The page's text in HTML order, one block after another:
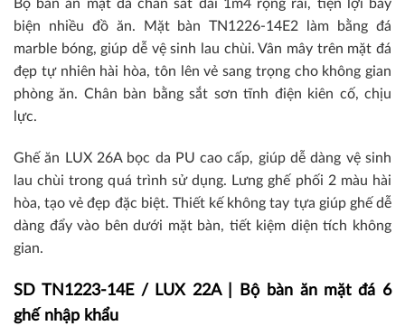
Bộ bàn ăn mặt đá chân sắt dài 1m4 rộng rãi, tiện lợi bày
biện nhiều đồ ăn. Mặt bàn TN1226-14E2 làm bằng đá
marble bóng, giúp dễ vệ sinh lau chùi. Vân mây trên mặt đá
đẹp tự nhiên hài hòa, tôn lên vẻ sang trọng cho không gian
phòng ăn. Chân bàn bằng sắt sơn tĩnh điện kiên cố, chịu
lực.
Ghế ăn LUX 26A bọc da PU cao cấp, giúp dễ dàng vệ sinh
lau chùi trong quá trình sử dụng. Lưng ghế phối 2 màu hài
hòa, tạo vẻ đẹp đặc biệt. Thiết kế không tay tựa giúp ghế dễ
dàng đẩy vào bên dưới mặt bàn, tiết kiệm diện tích không
gian.
SD TN1223-14E / LUX 22A | Bộ bàn ăn mặt đá 6
ghế nhập khẩu